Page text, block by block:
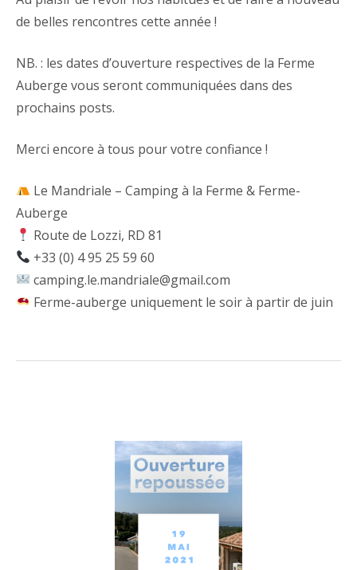
de belles rencontres cette année !
NB. : les dates d’ouverture respectives de la Ferme
Auberge vous seront communiquées dans des
prochains posts.
Merci encore à tous pour votre confiance !
Le Mandriale – Camping à la Ferme & Ferme-
Auberge
Route de Lozzi, RD 81
+33 (0) 4 95 25 59 60
camping.le.mandriale@gmail.com
Ferme-auberge uniquement le soir à partir de juin